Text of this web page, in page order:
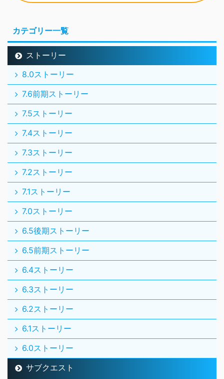
カテゴリー一覧
ストーリー
8.0ストーリー
7.6前期ストーリー
7.5ストーリー
7.4ストーリー
7.3ストーリー
7.2ストーリー
7.1ストーリー
7.0ストーリー
6.5後期ストーリー
6.5前期ストーリー
6.4ストーリー
6.3ストーリー
6.2ストーリー
6.1ストーリー
6.0ストーリー
サブクエスト